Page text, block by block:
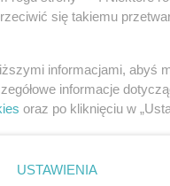
się takiemu
informacjami, abyś
informacje
oraz po kliknięciu w
USTAWIENIA